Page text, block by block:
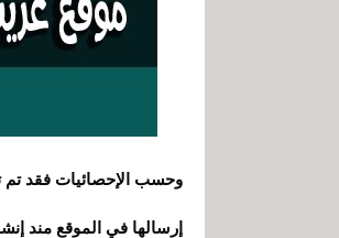
إرسالها في الموقع مند